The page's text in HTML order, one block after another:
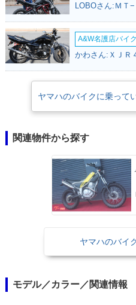
LOBOさん:ＭＴ
A&W名護店バイ
かわさん:ＸＪＲ
ヤマハのバイクに乗って
関連物件から探す
ヤマハのバイ
モデル／カラー／関連情報